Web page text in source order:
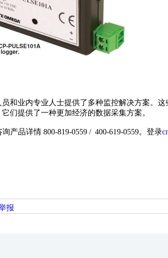
和业内专业人士提供了多种监控解决方案。
们提供了一种更加经济的数据采集方案。
产品详情 800-819-0559 / 400-619-0559。登录
报